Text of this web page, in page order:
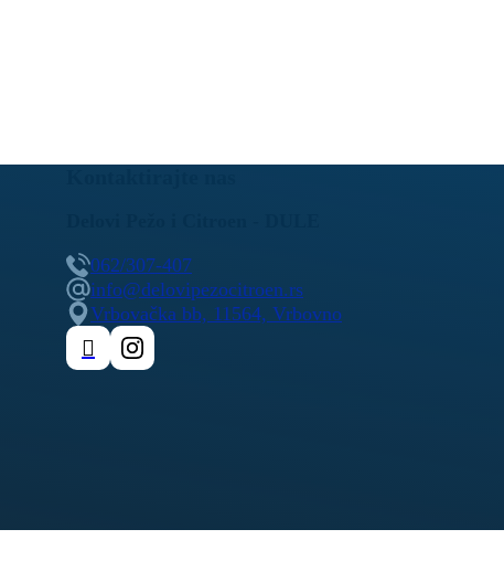
062/307-407
info@delovipezocitroen.rs
Vrbovačka bb, 11564, Vrbovno